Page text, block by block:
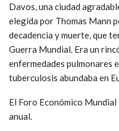
Davos, una ciudad
elegida por Thomas Mann
decadencia y muerte, que
Guerra Mundial. Era un
enfermedades pulmonares
tuberculosis abundaba en
El Foro Económico
anual.